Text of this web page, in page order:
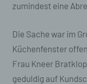
zumindest eine
Die Sache war im
Küchenfenster
Frau Kneer
geduldig auf